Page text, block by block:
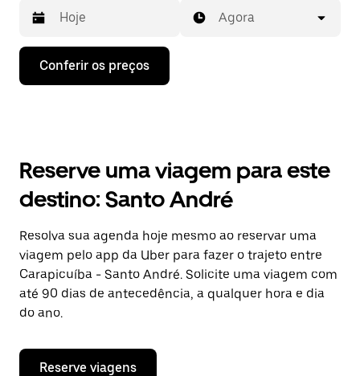
Pressione
seta
o
e
uma
data.
Pressione
a
tecla
“ESC”
para
o
calendário.
Agora
Conferir os preços
Reserve uma viagem para este
destino: Santo André
Resolva sua agenda hoje mesmo ao reservar uma
viagem pelo app da Uber para fazer o trajeto entre
Carapicuíba - Santo André. Solicite uma viagem com
até 90 dias de antecedência, a qualquer hora e dia
do ano.
Reserve viagens